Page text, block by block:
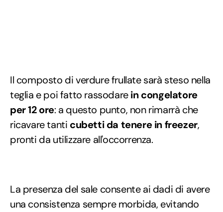
Il composto di verdure frullate sarà steso nella
teglia e poi fatto rassodarein congelatore
per 12 ore: a questo punto, non rimarrà che
ricavare tanti cubetti da tenere in freezer,
pronti da utilizzare all'occorrenza.
La presenza del sale consente ai dadi di avere
una consistenza sempre morbida, evitando